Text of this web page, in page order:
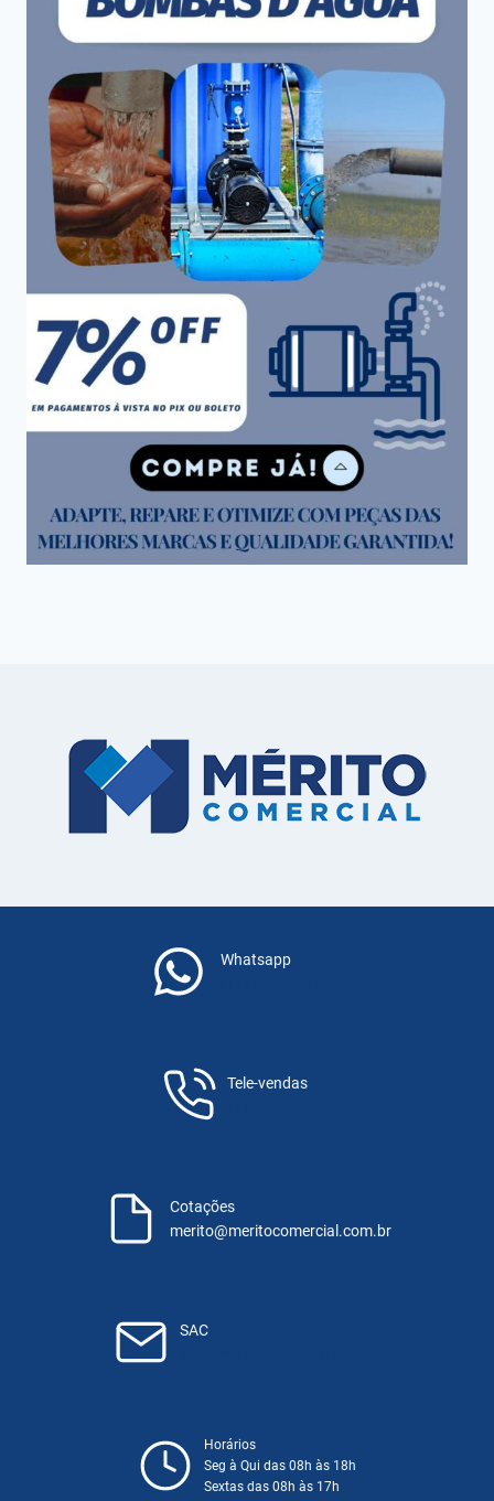
Whatsapp
Tele-vendas
Cotações
merito@meritocomercial.com.br
SAC
Horários
Seg à Qui das 08h às 18h
Sextas das 08h às 17h